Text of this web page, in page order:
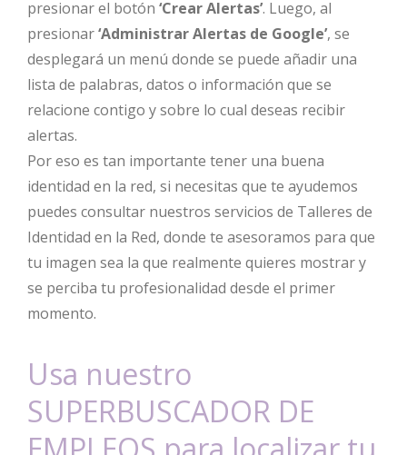
presionar el botón ‘Crear Alertas’. Luego, al
presionar‘Administrar Alertas de Google’, se
desplegará un menú donde se puede añadir una
lista de palabras, datos o información que se
relacione contigo y sobre lo cual deseas recibir
alertas.
Por eso es tan importante tener una buena
identidad en la red, si necesitas que te ayudemos
puedes consultar nuestros servicios de Talleres de
Identidad en la Red, donde te asesoramos para que
tu imagen sea la que realmente quieres mostrar y
se perciba tu profesionalidad desde el primer
momento.
Usa nuestro
SUPERBUSCADOR DE